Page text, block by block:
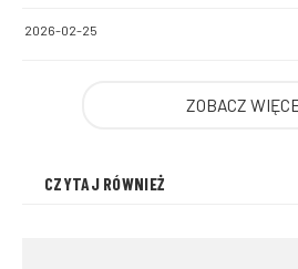
2026-02-25
ZOBACZ
CZYTAJ RÓWNIEŻ